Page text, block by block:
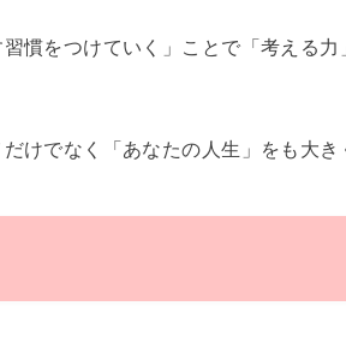
慣をつけていく」ことで「考える
けでなく「あなたの人生」をも大き